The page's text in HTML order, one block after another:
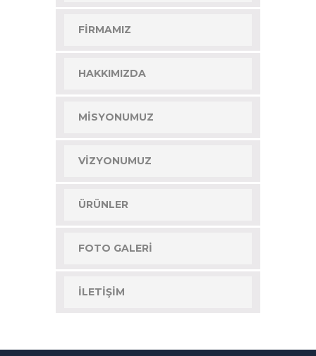
FIRMAMIZ
HAKKIMIZDA
MISYONUMUZ
VIZYONUMUZ
ÜRÜNLER
FOTO GALERI
İLETIŞIM